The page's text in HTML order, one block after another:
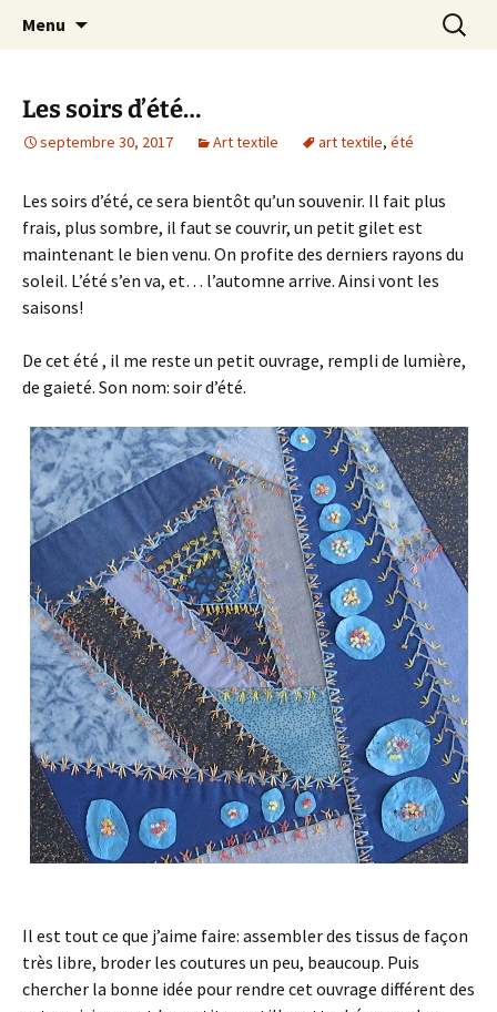
filsetcrayons
Le blog de Sophie A
Menu
Les soirs d’été…
septembre 30, 2017 Art textile art textile, été
Les soirs d’été, ce sera bientôt qu’un souvenir. Il fait plus
frais, plus sombre, il faut se couvrir, un petit gilet est
maintenant le bien venu. On profite des derniers rayons du
soleil. L’été s’en va, et… l’automne arrive. Ainsi vont les
saisons!
De cet été , il me reste un petit ouvrage, rempli de lumière,
de gaieté. Son nom: soir d’été.
Il est tout ce que j’aime faire: assembler des tissus de façon
très libre, broder les coutures un peu, beaucoup. Puis
chercher la bonne idée pour rendre cet ouvrage différent des